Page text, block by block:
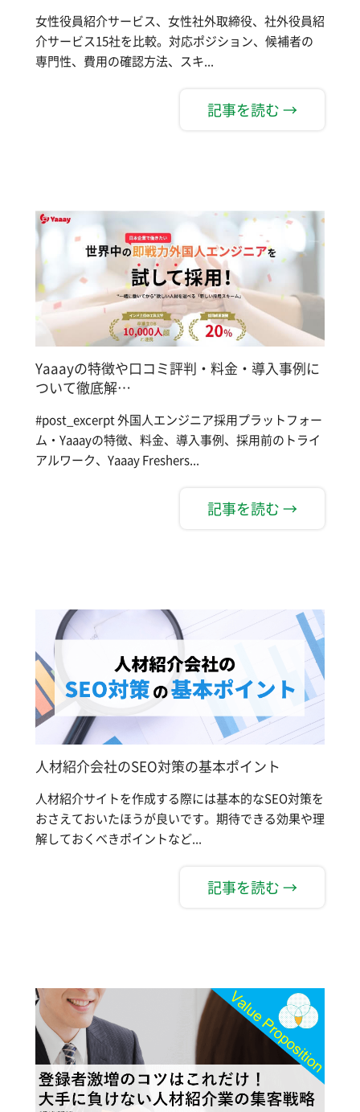
女性役員紹介サービス、女性社外取締役、社外役員紹
介サービス15社を比較。対応ポジション、候補者の
専門性、費用の確認方法、スキ...
記事を読む →
Yaaayの特徴や口コミ評判・料金・導入事例に
ついて徹底解…
#post_excerpt 外国人エンジニア採用プラットフォー
ム・Yaaayの特徴、料金、導入事例、採用前のトライ
アルワーク、Yaaay Freshers...
記事を読む →
人材紹介会社のSEO対策の基本ポイント
人材紹介サイトを作成する際には基本的なSEO対策を
おさえておいたほうが良いです。期待できる効果や理
解しておくべきポイントなど...
記事を読む →